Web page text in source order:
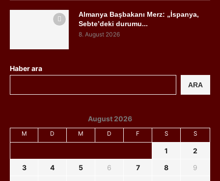
Almanya Başbakanı Merz: „İspanya,
Sebte’deki durumu...
8. August 2026
Haber ara
ARA
August 2026
M D M D F S S
1
2
3
4 5 6 7 8
9